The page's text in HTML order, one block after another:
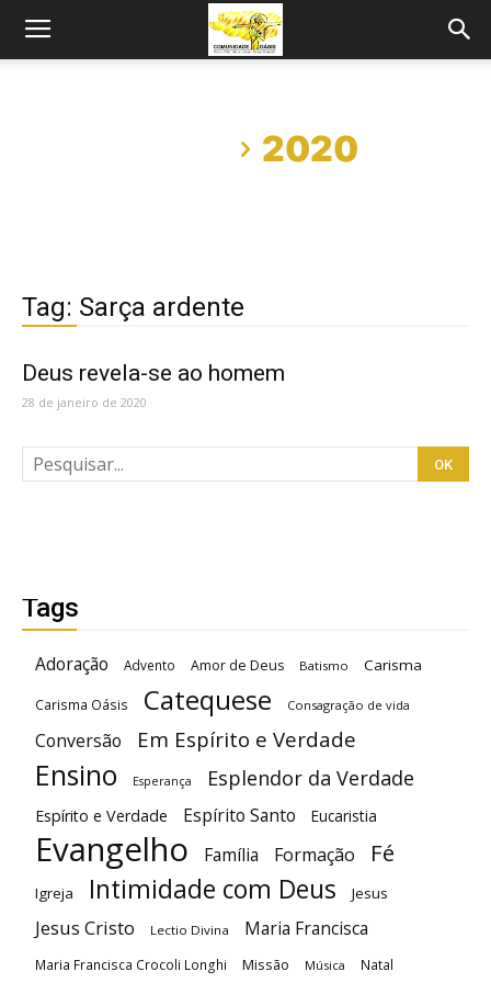
2020
Tag: Sarça ardente
Deus revela-se ao homem
28 de janeiro de 2020
Tags
Adoração Advento Amor de Deus Batismo Carisma
Carisma Oásis Catequese Consagração de vida
Conversão Em Espírito e Verdade
Ensino Esperança Esplendor da Verdade
Espírito e Verdade Espírito Santo Eucaristia
Evangelho Família Formação Fé
Igreja Intimidade com Deus Jesus
Jesus Cristo Lectio Divina Maria Francisca
Maria Francisca Crocoli Longhi Missão Música Natal